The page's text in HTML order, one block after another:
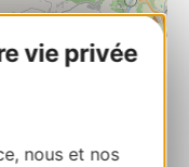
vie privée
nous et nos
©OpenStreetMap contributors
FIRMI